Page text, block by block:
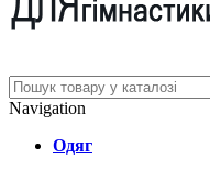
Navigation
Одяг